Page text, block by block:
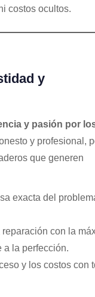
costos ocultos.
y
y pasión por
y profesional,
que generen
exacta del
con la
a la perfección.
y los costos con